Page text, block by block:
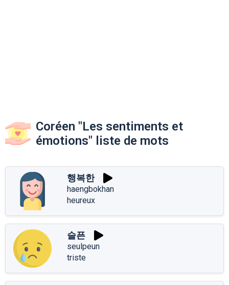
Coréen "Les sentiments et
émotions" liste de mots
행복한
haengbokhan
heureux
슬픈
seulpeun
triste